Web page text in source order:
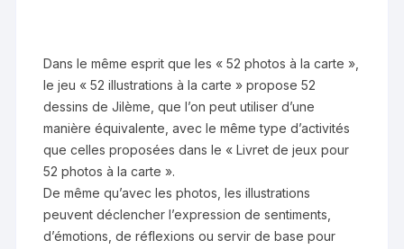
Dans le même esprit que les « 52 photos à la carte »,
le jeu « 52 illustrations à la carte » propose 52
dessins de Jilème, que l’on peut utiliser d’une
manière équivalente, avec le même type d’activités
que celles proposées dans le « Livret de jeux pour
52 photos à la carte ».
De même qu’avec les photos, les illustrations
peuvent déclencher l’expression de sentiments,
d’émotions, de réflexions ou servir de base pour